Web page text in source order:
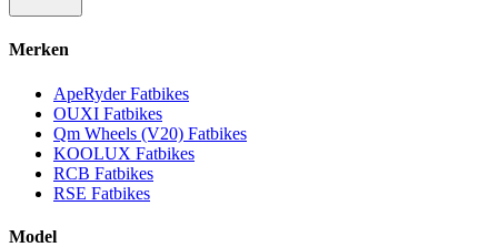
Merken
ApeRyder Fatbikes
OUXI Fatbikes
Qm Wheels (V20) Fatbikes
KOOLUX Fatbikes
RCB Fatbikes
RSE Fatbikes
Model